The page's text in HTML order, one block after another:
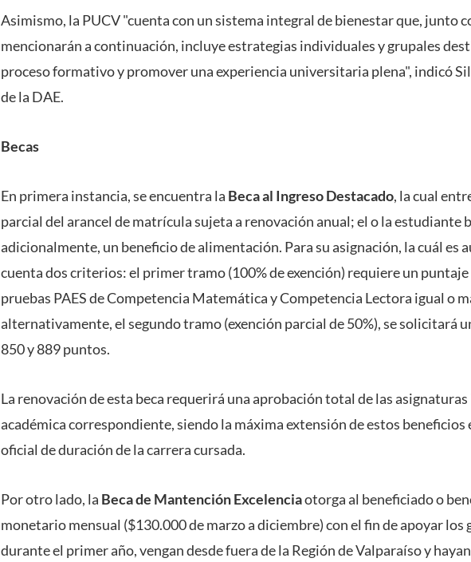
Asimismo, la PUCV "cuentacon un sistema integral de bienestar que, junto
mencionarán a continuación, incluye estrategias individuales y grupales
proceso formativo y promover una experiencia universitaria plena", indicó
de la DAE.
Becas
En primera instancia, se encuentra la Beca al Ingreso Destacado, la cual
parcial del arancel de matrícula sujeta a renovación anual; el o la estudiante
adicionalmente, un beneficio de alimentación. Para su asignación, la cuál es
cuenta dos criterios: el primer tramo (100% de exención) requiere un
pruebas PAES de Competencia Matemática y Competencia Lectora igual o
alternativamente, el segundo tramo (exención parcial de 50%), se solicitará
850 y 889 puntos.
La renovación de esta beca requerirá una aprobación total de las
académica correspondiente, siendo la máxima extensión de estos
oficial de duración de la carrera cursada.
Por otro lado, la Beca de Mantención Excelenciaotorga al beneficiado o
monetario mensual ($130.000 de marzo a diciembre) con el fin de apoyar los
durante el primer año, vengan desde fuera de la Región de Valparaíso y